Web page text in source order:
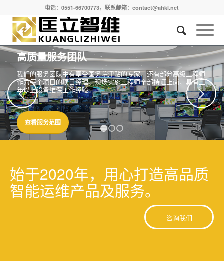
电话：0551-66700773，联系邮箱：contact@ahkl.net
高质量服务团队
我们的服务团队中有享受国务院津贴的专家，还有部分高级工程师
作为每个项目的项目经理，现场实施工程师全部持证上岗，具有三
年以上设备维保工作经验。
查看服务范围
下一页
始于2020年，用心打造高品质
智能运维产品及服务。
咨询我们